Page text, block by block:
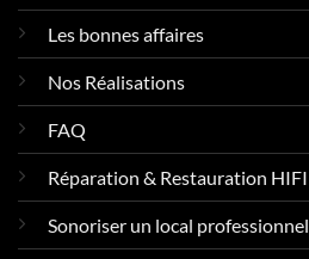
Les bonnes affaires
Nos Réalisations
FAQ
Réparation & Restauration HIFI
Sonoriser un local professionnel